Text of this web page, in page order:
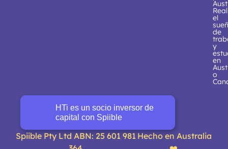
el
de
y
en
o
HTi es un socio inversor de
capital con Spiible
Spiible Pty Ltd ABN: 25 601 981 Hecho en Australia